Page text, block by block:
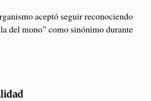
aceptó seguir reconociendo
del mono” como sinónimo durante